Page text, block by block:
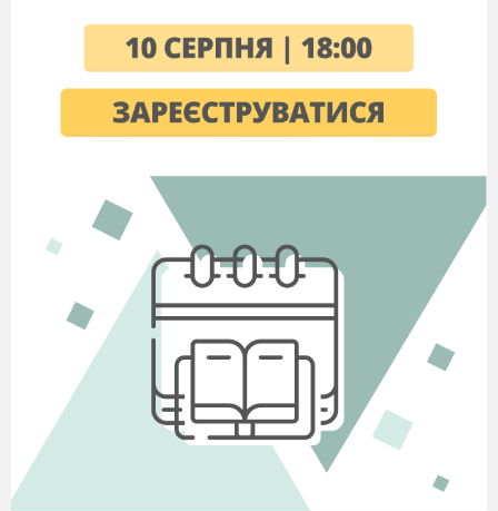
просто так.
Бо важко уявити собі життя без них.
(Розглянемо малюнки, де зображено
використання
геометричних фігур в нашому
ІІ. Актуалізація опорних знань.
У нас на уроці теж присутні геометричні
фігури. Клас поділився на дві групи дітей:
трикутники,II – чотирикутники.
І першим завданням членів кожної групи
буде дати відповіді на такі питання (по черзі),
отримуючи за це жетон, що вартує 1 бал.
Вкінці уроку кожен порахує свої жетончики.
Чотирикутник, у якого всі
кути прямі називається (прямокутник).
Прямокутник, у якого всі